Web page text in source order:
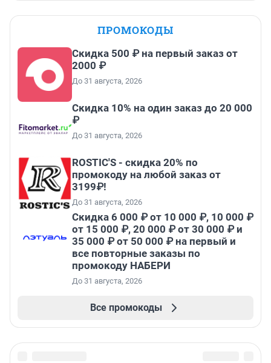
ПРОМОКОДЫ
Скидка 500 ₽ на первый заказ от
2000 ₽
До 31 августа, 2026
Скидка 10% на один заказ до 20 000
₽
До 31 августа, 2026
ROSTIC'S - скидка 20% по
промокоду на любой заказ от
3199₽!
До 31 августа, 2026
Скидка 6 000 ₽ от 10 000 ₽, 10 000 ₽
от 15 000 ₽, 20 000 ₽ от 30 000 ₽ и
35 000 ₽ от 50 000 ₽ на первый и
все повторные заказы по
промокоду НАБЕРИ
До 31 августа, 2026
Все промокоды